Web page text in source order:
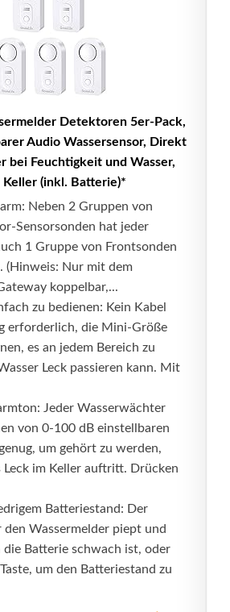
Detektoren 5er-Pack,
Audio Wassersensor, Direkt
bei Feuchtigkeit und Wasser,
(inkl. Batterie)*
Neben 2 Gruppen von
Sensorsonden hat jeder
1 Gruppe von Frontsonden
(Hinweis: Nur mit dem
koppelbar,...
zu bedienen: Kein Kabel
erforderlich, die Mini-Größe
es an jedem Bereich zu
Leck passieren kann. Mit
Jeder Wasserwächter
von 0-100 dB einstellbaren
um gehört zu werden,
Leck im Keller auftritt. Drücken
Batteriestand: Der
Wassermelder piept und
Batterie schwach ist, oder
um den Batteriestand zu